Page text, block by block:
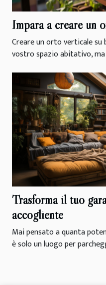
Impara a creare un
Creare un orto verticale su
vostro spazio abitativo, ma
Trasforma il tuo
accogliente
Mai pensato a quanta
è solo un luogo per